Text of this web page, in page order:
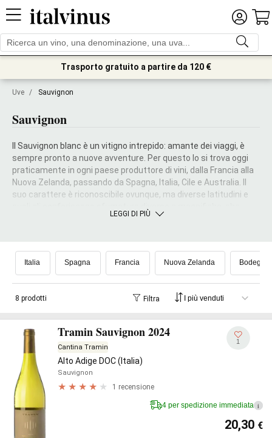
Trasporto gratuito a partire da 120 €
Uve / Sauvignon
Sauvignon
Il Sauvignon blanc è un vitigno intrepido: amante dei viaggi, è
sempre pronto a nuove avventure. Per questo lo si trova oggi
praticamente in ogni paese produttore di vini, dalla Francia alla
Nuova Zelanda, passando da Spagna, Italia, Cile e Australia. Il
suo carattere è riconoscibile ovunque, ma diverse latitudini e
meritano di essere scoperte: ortica, pesca, uva spina,
LEGGI DI PIÙ
Italia Spagna Francia Nuova Zelanda Bodegas
8 prodotti Filtra
Tramin Sauvignon 2024
Cantina Tramin
Alto Adige DOC (Italia)
Sauvignon
1 recensione
1
4 per spedizione immediata i
20,30 €